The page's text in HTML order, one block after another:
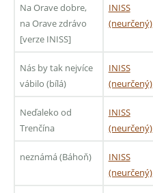
Na Orave dobre,
na Orave zdrávo
[verze INISS]
INISS
(neurčený)
Nás by tak nejvíce
vábilo (bílá)
INISS
(neurčený)
Neďaleko od
Trenčína
INISS
(neurčený)
neznámá (Báhoň)
INISS
(neurčený)